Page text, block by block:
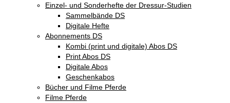
Einzel- und Sonderhefte der Dressur-Studien
Sammelbände DS
Digitale Hefte
Abonnements DS
Kombi (print und digitale) Abos DS
Print Abos DS
Digitale Abos
Geschenkabos
Bücher und Filme Pferde
Filme Pferde